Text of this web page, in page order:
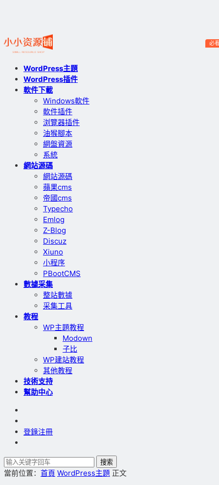
WordPress主題
WordPress插件
軟件下載
Windows軟件
軟件插件
浏覽器插件
油猴腳本
網盤資源
系統
網站源碼
網站源碼
蘋果cms
帝國cms
Typecho
Emlog
Z-Blog
Discuz
Xiuno
小程序
PBootCMS
數據采集
整站數據
采集工具
教程
WP主題教程
Modown
子比
WP建站教程
其他教程
技術支持
幫助中心
必
登錄注冊
搜索
當前位置： 首頁 WordPress主題 正文